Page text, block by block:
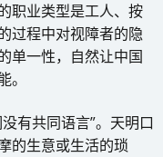
职业类型是工人、按
过程中对视障者的隐
单一性，自然让中国
有共同语言”。天明口
的生意或生活的琐